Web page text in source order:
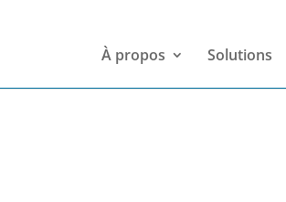
À propos Solutions